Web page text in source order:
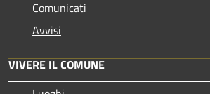
Comunicati
Avvisi
VIVERE IL COMUNE